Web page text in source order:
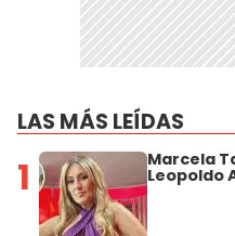
LAS MÁS LEÍDAS
1 Marcela
Leopoldo